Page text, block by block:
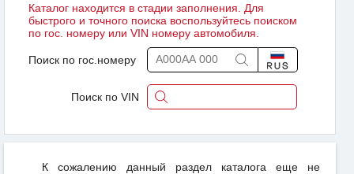
Каталог находится в стадии заполнения. Для
быстрого и точного поиска воспользуйтесь поиском
по гос. номеру или VIN номеру автомобиля.
Поиск по гос.номеру
Поиск по VIN
К сожалению данный раздел каталога еще не